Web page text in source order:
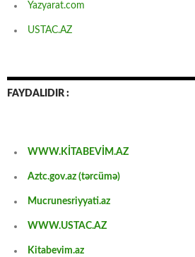
Yazyarat.com
USTAC.AZ
FAYDALIDIR :
WWW.KİTABEVİM.AZ
Aztc.gov.az (tərcümə)
Mucrunesriyyati.az
WWW.USTAC.AZ
Kitabevim.az